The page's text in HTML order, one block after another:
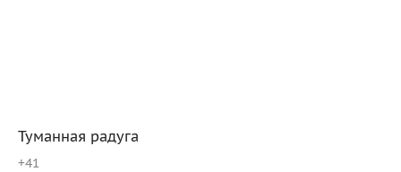
Туманная радуга
+41